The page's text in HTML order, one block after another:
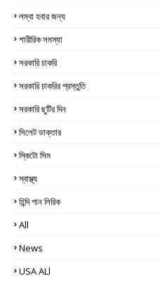
লম্বা হবার জন্য
শারীরিক সমস্যা
সরকারি চাকরি
সরকারি চাকরির প্রস্তুতি
সরকারি ছুটির দিন
সিলেট ডাক্তার
স্কিটো সিম
স্বাস্থ্য
হিন্দি গান লিরিক
All
News
USA ALl